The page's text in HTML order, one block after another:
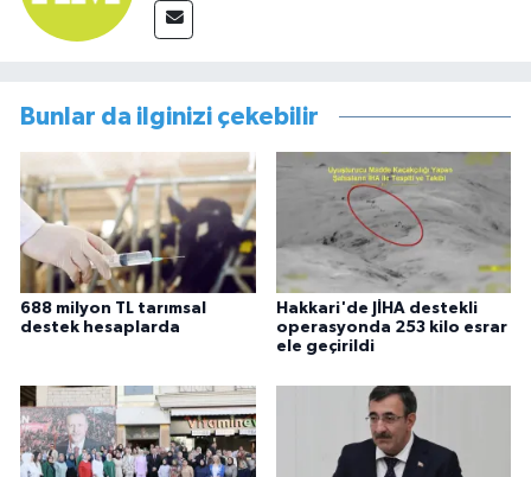
Bunlar da ilginizi çekebilir
688 milyon TL tarımsal
destek hesaplarda
Hakkari'de JİHA destekli
operasyonda 253 kilo esrar
ele geçirildi